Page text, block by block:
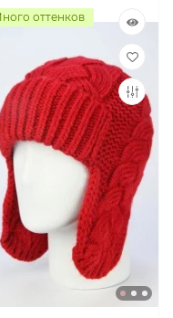
оттенков